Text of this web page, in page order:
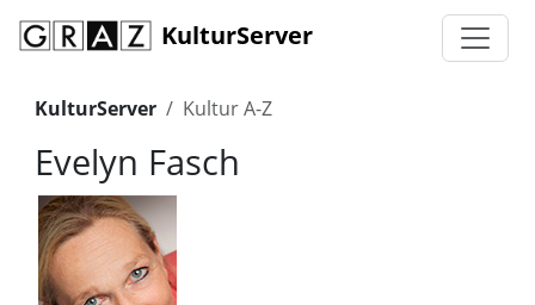
KulturServer
KulturServer Kultur A-Z
Evelyn Fasch